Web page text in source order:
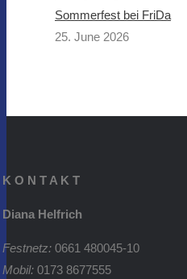
Sommerfest bei FriDa
25. June 2026
K O N T A K T
Diana Helfrich
Festnetz: 0661 480045-10
Mobil: 0173 8677555